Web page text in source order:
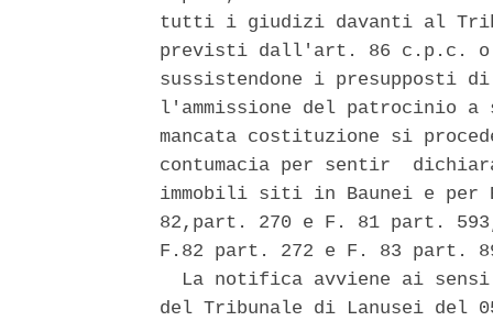
tutti i giudizi davanti al
previsti dall'art. 86 c.p.c.
sussistendone i presupposti
l'ammissione del patrocinio
mancata costituzione si
contumacia per sentir
immobili siti in Baunei e per
82,part. 270 e F. 81 part.
F.82 part. 272 e F. 83 part.
La notifica avviene ai
del Tribunale di Lanusei del